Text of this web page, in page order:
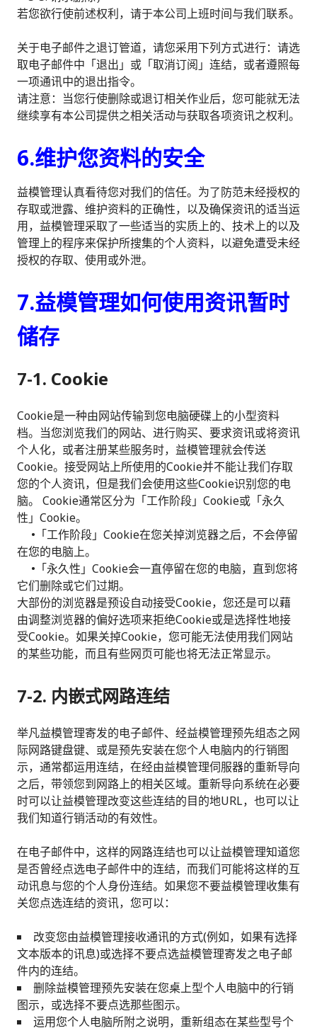
若您欲行使前述权利，请于本公司上班时间与我们联系。
关于电子邮件之退订管道，请您采用下列方式进行：请选
取电子邮件中「退出」或「取消订阅」连结，或者遵照每
一项通讯中的退出指令。
请注意：当您行使删除或退订相关作业后，您可能就无法
继续享有本公司提供之相关活动与获取各项资讯之权利。
6.维护您资料的安全
益模管理认真看待您对我们的信任。为了防范未经授权的
存取或泄露、维护资料的正确性，以及确保资讯的适当运
用，益模管理采取了一些适当的实质上的、技术上的以及
管理上的程序来保护所搜集的个人资料，以避免遭受未经
授权的存取、使用或外泄。
7.益模管理如何使用资讯暂时
储存
7-1. Cookie
Cookie是一种由网站传输到您电脑硬碟上的小型资料
档。当您浏览我们的网站、进行购买、要求资讯或将资讯
个人化，或者注册某些服务时，益模管理就会传送
Cookie。接受网站上所使用的Cookie并不能让我们存取
您的个人资讯，但是我们会使用这些Cookie识别您的电
脑。 Cookie通常区分为「工作阶段」Cookie或「永久
性」Cookie。
•「工作阶段」Cookie在您关掉浏览器之后，不会停留
在您的电脑上。
•「永久性」Cookie会一直停留在您的电脑，直到您将
它们删除或它们过期。
大部份的浏览器是预设自动接受Cookie，您还是可以藉
由调整浏览器的偏好选项来拒绝Cookie或是选择性地接
受Cookie。如果关掉Cookie，您可能无法使用我们网站
的某些功能，而且有些网页可能也将无法正常显示。
7-2. 内嵌式网路连结
举凡益模管理寄发的电子邮件、经益模管理预先组态之网
际网路键盘键、或是预先安装在您个人电脑内的行销图
示，通常都运用连结，在经由益模管理伺服器的重新导向
之后，带领您到网路上的相关区域。重新导向系统在必要
时可以让益模管理改变这些连结的目的地URL，也可以让
我们知道行销活动的有效性。
在电子邮件中，这样的网路连结也可以让益模管理知道您
是否曾经点选电子邮件中的连结，而我们可能将这样的互
动讯息与您的个人身份连结。如果您不要益模管理收集有
关您点选连结的资讯，您可以：
改变您由益模管理接收通讯的方式(例如，如果有选择
文本版本的讯息)或选择不要点选益模管理寄发之电子邮
件内的连结。
删除益模管理预先安装在您桌上型个人电脑中的行销
图示，或选择不要点选那些图示。
运用您个人电脑所附之说明，重新组态在某些型号个